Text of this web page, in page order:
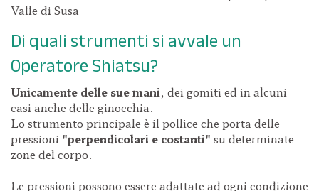
Di quali strumenti si avvale un
Operatore Shiatsu?
Unicamente delle sue mani, dei gomiti ed in alcuni
casi anche delle ginocchia.
Lo strumento principale è il pollice che porta delle
pressioni "perpendicolari e costanti" su determinate
zone del corpo.
Le pressioni possono essere adattate ad ogni condizione